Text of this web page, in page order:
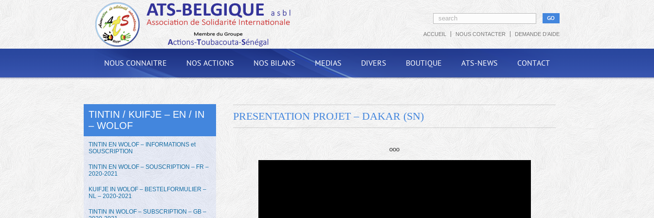
ACCUEIL NOUS CONTACTER DEMANDE D’AIDE
NOUS CONNAITRE NOS ACTIONS NOS BILANS MEDIAS DIVERS BOUTIQUE ATS-NEWS CONTACT
TINTIN / KUIFJE – EN / IN
– WOLOF
TINTIN EN WOLOF – INFORMATIONS et
SOUSCRIPTION
TINTIN EN WOLOF – SOUSCRIPTION – FR –
2020-2021
KUIFJE IN WOLOF – BESTELFORMULIER –
NL – 2020-2021
TINTIN IN WOLOF – SUBSCRIPTION – GB –
PRESENTATION PROJET – DAKAR (SN)
ooo